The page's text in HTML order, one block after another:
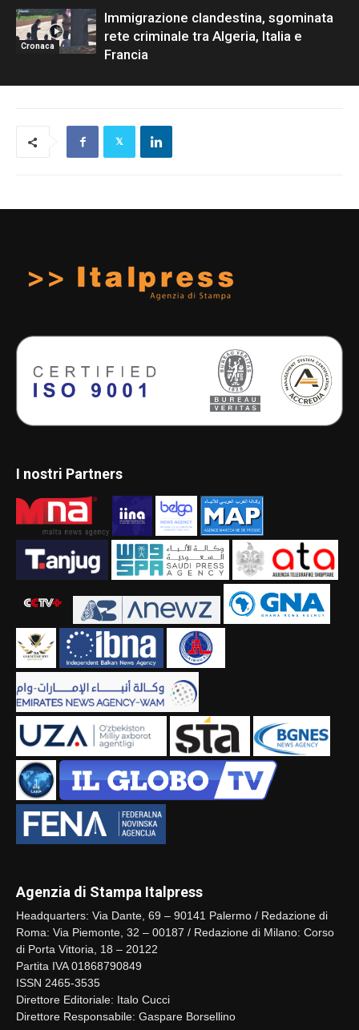
Cronaca
Immigrazione clandestina, sgominata
rete criminale tra Algeria, Italia e
Francia
I nostri Partners
Agenzia di Stampa Italpress
Headquarters: Via Dante, 69 – 90141 Palermo / Redazione di
Roma: Via Piemonte, 32 – 00187 / Redazione di Milano: Corso
di Porta Vittoria, 18 – 20122
Partita IVA 01868790849
ISSN 2465-3535
Direttore Editoriale: Italo Cucci
Direttore Responsabile: Gaspare Borsellino